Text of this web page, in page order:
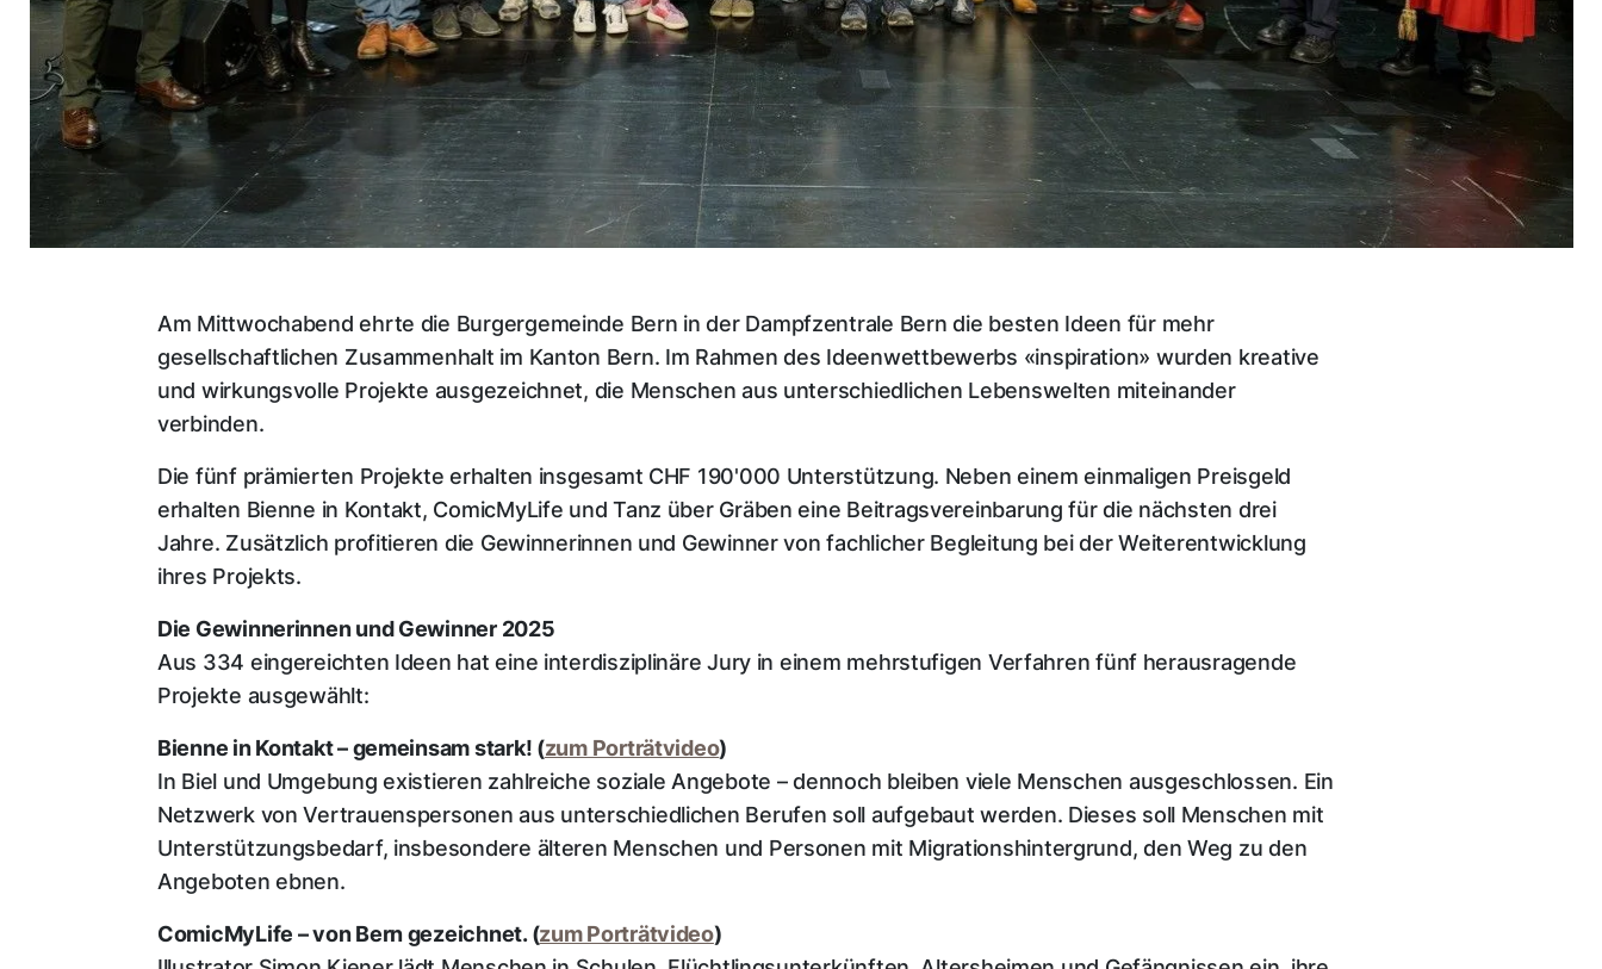
Am Mittwochabend ehrte die Burgergemeinde Bern in der Dampfzentrale Bern die besten Ideen für mehr
gesellschaftlichen Zusammenhalt im Kanton Bern. Im Rahmen des Ideenwettbewerbs «inspiration» wurden kreative
und wirkungsvolle Projekte ausgezeichnet, die Menschen aus unterschiedlichen Lebenswelten miteinander
verbinden.
Die fünf prämierten Projekte erhalten insgesamt CHF 190'000 Unterstützung. Neben einem einmaligen Preisgeld
erhalten Bienne in Kontakt, ComicMyLife und Tanz über Gräben eine Beitragsvereinbarung für die nächsten drei
Jahre. Zusätzlich profitieren die Gewinnerinnen und Gewinner von fachlicher Begleitung bei der Weiterentwicklung
ihres Projekts.
Die Gewinnerinnen und Gewinner 2025
Aus 334 eingereichten Ideen hat eine interdisziplinäre Jury in einem mehrstufigen Verfahren fünf herausragende
Projekte ausgewählt:
Bienne in Kontakt – gemeinsam stark! (zum Porträtvideo)
In Biel und Umgebung existieren zahlreiche soziale Angebote – dennoch bleiben viele Menschen ausgeschlossen. Ein
Netzwerk von Vertrauenspersonen aus unterschiedlichen Berufen soll aufgebaut werden. Dieses soll Menschen mit
Unterstützungsbedarf, insbesondere älteren Menschen und Personen mit Migrationshintergrund, den Weg zu den
Angeboten ebnen.
ComicMyLife – von Bern gezeichnet. (zum Porträtvideo)